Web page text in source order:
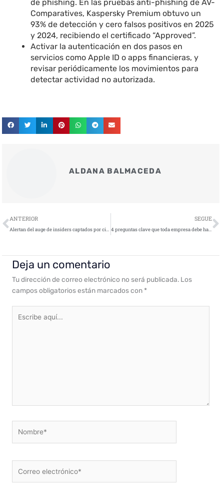
de phishing. En las pruebas anti-phishing de AV-
Comparatives, Kaspersky Premium obtuvo un
93% de detección y cero falsos positivos en 2025
y 2024, recibiendo el certificado “Approved”.
Activar la autenticación en dos pasos en
servicios como Apple ID o apps financieras, y
revisar periódicamente los movimientos para
detectar actividad no autorizada.
ALDANA BALMACEDA
Ant
ANTERIOR
Alertan del auge de insiders captados por ciberdelincuentes
SEGUE
4 preguntas clave que toda empresa debe hacerse antes de usar herramientas de IA
Deja un comentario
Tu dirección de correo electrónico no será publicada. Los
campos obligatorios están marcados con *
aquí...
electrónico*